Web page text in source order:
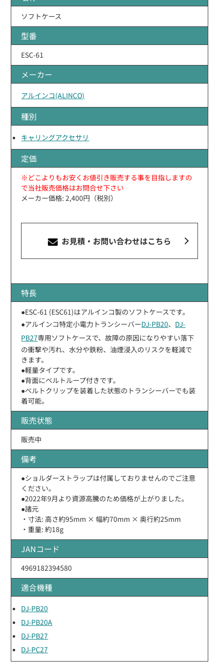
ソフトケース
型番
ESC-61
メーカー
アルインコ(ALINCO)
種別
キャリングアクセサリ
定価
※どこよりもお安くお値引き販売する事を目指しますの
で当社販売価格はお問合せ下さい
メーカー価格: 2,400円（税別）
お見積・お問い合わせはこちら
特長
●ESC-61 (ESC61)はアルインコ製のソフトケースです。
●アルインコ特定小電力トランシーバーDJ-PB20、 DJ-
PB27専用ソフトケースで、故障の原因になりやすい落下
の衝撃や汚れ、水分や鉄粉、油煙浸入のリスクを軽減で
きます。
●軽量タイプです。
●背面にベルトループ付きです。
●ベルトクリップを装着した状態のトランシーバーでも装
着可能。
販売状態
販売中
備考
●ショルダーストラップは付属しておりませんのでご注意
ください。
●2022年9月より資源高騰のため価格が上がりました。
●諸元
・寸法: 高さ約95mm × 幅約70mm × 奥行約25mm
・重量: 約18g
JANコード
4969182394580
適合機種
DJ-PB20
DJ-PB20A
DJ-PB27
DJ-PC27